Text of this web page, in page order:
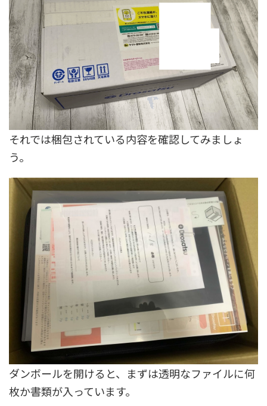
それでは梱包されている内容を確認してみましょ
う。
ダンボールを開けると、まずは透明なファイルに何
枚か書類が入っています。